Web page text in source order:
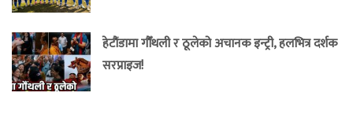
हेटौंडामा गौँथली र ठूलेको अचानक इन्ट्री, हलभित्र दर्शक
सरप्राइज!